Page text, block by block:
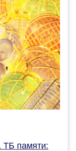
ТБ памяти: